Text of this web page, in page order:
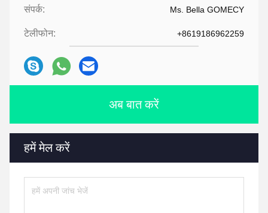
संपर्क: Ms. Bella GOMECY
टेलीफोन: +8619186962259
अब बात करें
हमें मेल करें